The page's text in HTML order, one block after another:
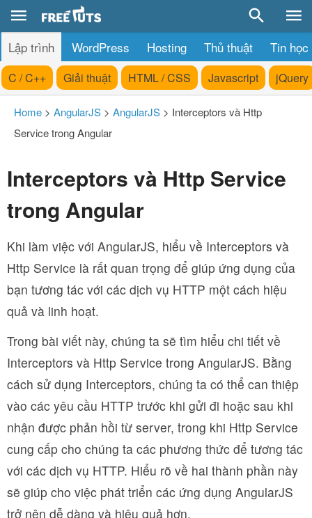
Lập trình WordPress Hosting Thủ thuật Tin học
C / C++ Giải thuật HTML / CSS Javascript jQuery
Home > AngularJS > AngularJS > Interceptors và Http
Service trong Angular
Interceptors và Http Service
trong Angular
Khi làm việc với AngularJS, hiểu về Interceptors và
Http Service là rất quan trọng để giúp ứng dụng của
bạn tương tác với các dịch vụ HTTP một cách hiệu
quả và linh hoạt.
Trong bài viết này, chúng ta sẽ tìm hiểu chi tiết về
Interceptors và Http Service trong AngularJS. Bằng
cách sử dụng Interceptors, chúng ta có thể can thiệp
vào các yêu cầu HTTP trước khi gửi đi hoặc sau khi
nhận được phản hồi từ server, trong khi Http Service
cung cấp cho chúng ta các phương thức để tương tác
với các dịch vụ HTTP. Hiểu rõ về hai thành phần này
sẽ giúp cho việc phát triển các ứng dụng AngularJS
trở nên dễ dàng và hiệu quả hơn.